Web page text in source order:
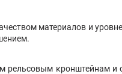
материалов и
рельсовым кронштейнам